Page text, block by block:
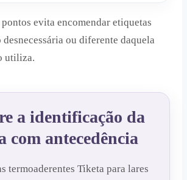
evita encomendar etiquetas
ou diferente daquela
utiliza.
a identificação da
com antecedência
termoaderentes Tiketa para lares